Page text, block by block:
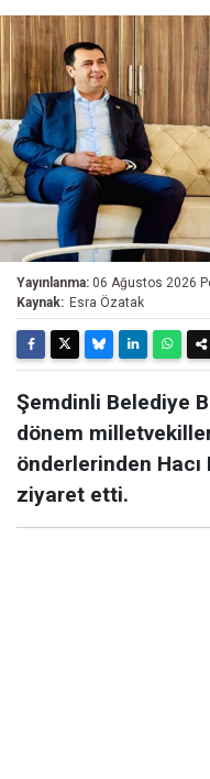
Yayınlanma: 06 Ağustos 2026
Kaynak: Esra Özatak
Şemdinli Belediye
dönem
önderlerinden Hacı
ziyaret etti.